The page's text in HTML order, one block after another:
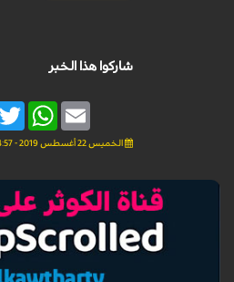
شاركوا هذا الخبر
Email
الخميس 22 أغسطس 2019 - 04:57 بتوقيت غرينتش